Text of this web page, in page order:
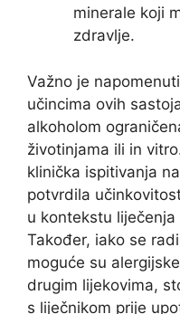
minerale koji
zdravlje.
Važno je
učincima ovih
alkoholom
životinjama ili in
klinička ispitivanja
potvrdila
u kontekstu
Također, iako se
moguće su
drugim lijekovima,
s liječnikom prije